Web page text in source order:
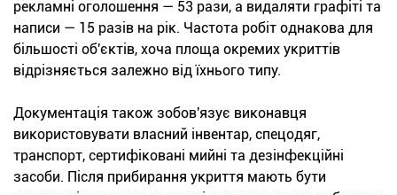
рекламні оголошення — 53 рази, а видаляти графіті та
написи — 15 разів на рік. Частота робіт однакова для
більшості об'єктів, хоча площа окремих укриттів
відрізняється залежно від їхнього типу.
Документація також зобов'язує виконавця
використовувати власний інвентар, спецодяг,
транспорт, сертифіковані мийні та дезінфекційні
засоби. Після прибирання укриття мають бути